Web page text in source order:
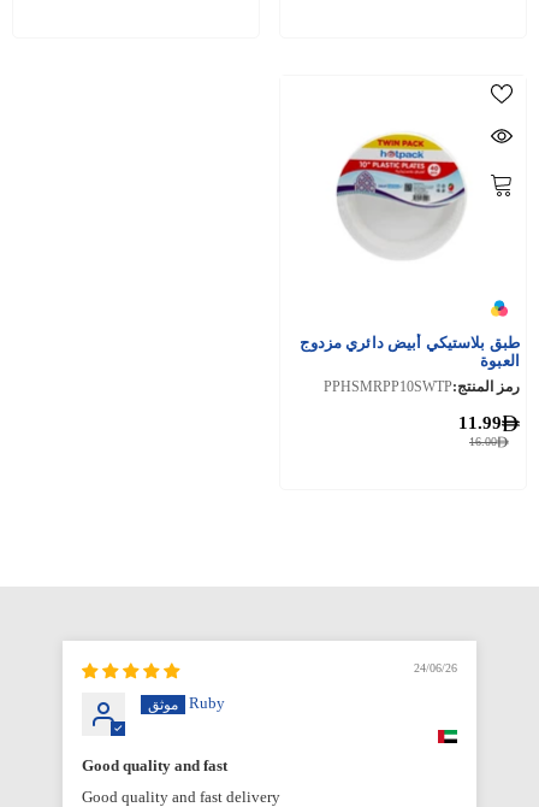
طبق بلاستيكي أبيض دائري مزدوج
العبوة
رمز المنتج:PPHSMRPP10SWTP
16.00
11.99
24/06/26
Ruby
Good quality and fast
Good quality and fast delivery